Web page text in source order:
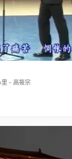
里 - 高筱宗